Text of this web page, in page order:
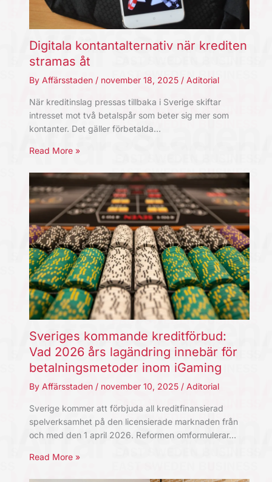
Digitala kontantalternativ när krediten
stramas åt
By Affärsstaden / november 18, 2025 / Aditorial
När kreditinslag pressas tillbaka i Sverige skiftar
intresset mot två betalspår som beter sig mer som
kontanter. Det gäller förbetalda…
Read More »
Sveriges kommande kreditförbud:
Vad 2026 års lagändring innebär för
betalningsmetoder inom iGaming
By Affärsstaden / november 10, 2025 / Aditorial
Sverige kommer att förbjuda all kreditfinansierad
spelverksamhet på den licensierade marknaden från
och med den 1 april 2026. Reformen omformulerar…
Read More »